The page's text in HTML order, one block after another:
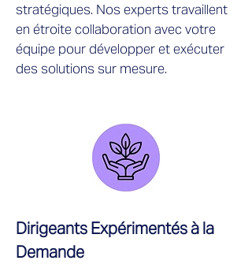
stratégiques. Nos experts travaillent
en étroite collaboration avec votre
équipe pour développer et exécuter
des solutions sur mesure.
Dirigeants Expérimentés à la
Demande